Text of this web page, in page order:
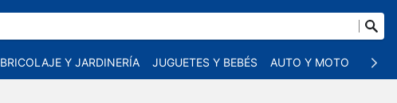
BRICOLAJE Y JARDINERÍA JUGUETES Y BEBÉS AUTO Y MOTO